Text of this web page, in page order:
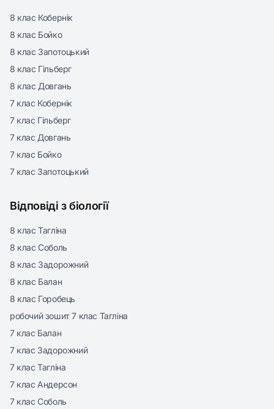
8 клас Кобернік
8 клас Бойко
8 клас Запотоцький
8 клас Гільберг
8 клас Довгань
7 клас Кобернік
7 клас Гільберг
7 клас Довгань
7 клас Бойко
7 клас Запотоцький
Відповіді з біології
8 клас Тагліна
8 клас Соболь
8 клас Задорожний
8 клас Балан
8 клас Горобець
робочий зошит 7 клас Тагліна
7 клас Балан
7 клас Задорожний
7 клас Тагліна
7 клас Андерсон
7 клас Соболь